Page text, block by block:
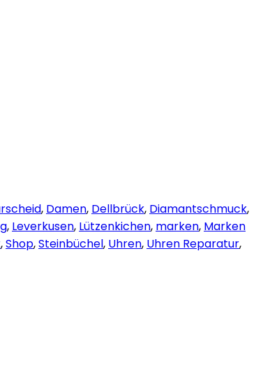
, Damen, Dellbrück, Diamantschmuck,
, Leverkusen, Lützenkichen, marken, Marken
,Shop,Steinbüchel, Uhren, Uhren Reparatur,